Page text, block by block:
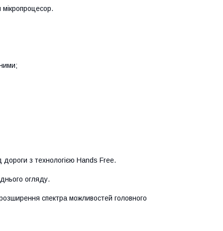
мікропроцесор.
дороги з технологією Hands Free.
огляду.
спектра можливостей головного